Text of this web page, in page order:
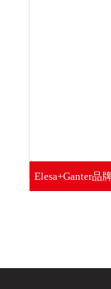
Elesa+Ganter品